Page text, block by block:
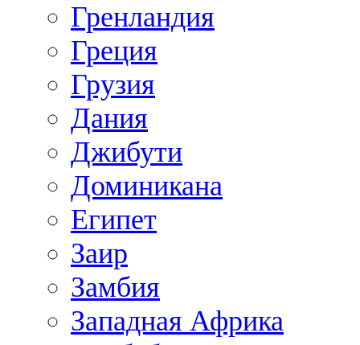
Гренландия
Греция
Грузия
Дания
Джибути
Доминикана
Египет
Заир
Замбия
Западная Африка